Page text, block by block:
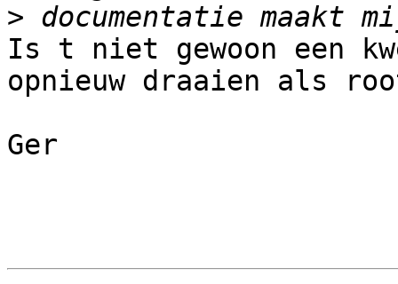
>
Is t niet gewoon een
opnieuw draaien als
Ger